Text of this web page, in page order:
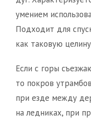
умением
Подходит для
как таковую
Если с горы
то покров
при езде между
на ледниках, при